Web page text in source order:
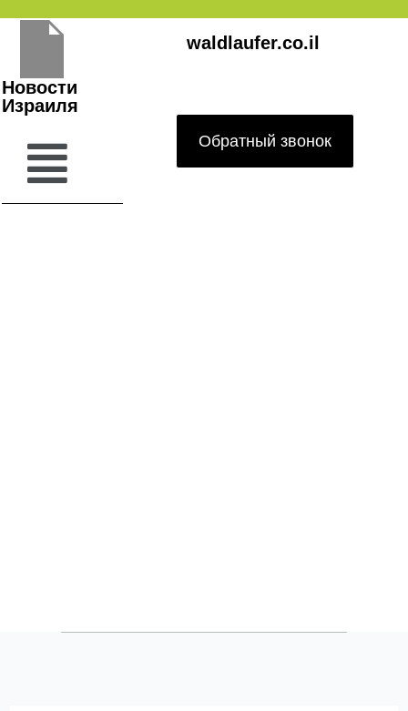
Перейти
содержимому
waldlaufer.co.il
Новости
Израиля
Обратный звонок